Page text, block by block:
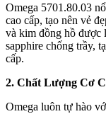
Omega 5701.80.03
cao cấp, tạo nên vẻ
và kim đồng hồ được
sapphire chống trầy,
cấp.
2. Chất Lượng Cơ
Omega luôn tự hào